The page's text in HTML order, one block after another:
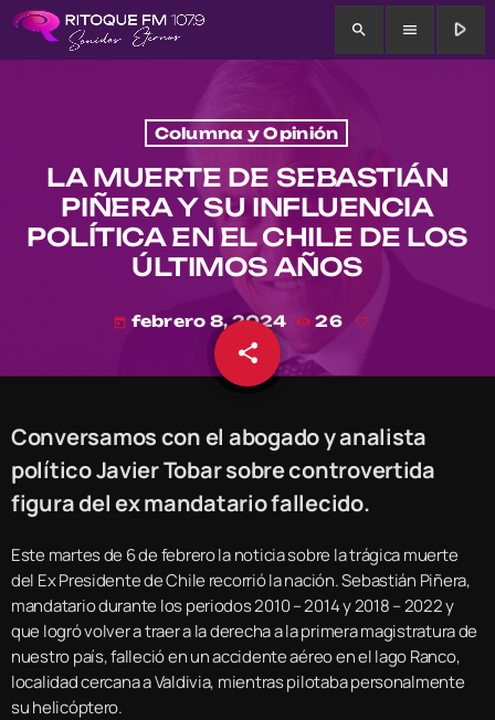
search menu play_arrow
Columna y Opinión
LA MUERTE DE SEBASTIÁN
PIÑERA Y SU INFLUENCIA
POLÍTICA EN EL CHILE DE LOS
ÚLTIMOS AÑOS
today febrero 8, 2024 26
share
email
Conversamos con el abogado y analista
político Javier Tobar sobre controvertida
figura del ex mandatario fallecido.
Este martes de 6 de febrero la noticia sobre la trágica muerte
del Ex Presidente de Chile recorrió la nación. Sebastián Piñera,
mandatario durante los periodos 2010 – 2014 y 2018 – 2022 y
que logró volver a traer a la derecha a la primera magistratura de
nuestro país, falleció en un accidente aéreo en el lago Ranco,
localidad cercana a Valdivia, mientras pilotaba personalmente
su helicóptero.